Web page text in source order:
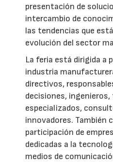
presentación de
intercambio de
las tendencias que
evolución del sector
La feria está dirigida a
industria
directivos,
decisiones,
especializados,
innovadores. También
participación de
dedicadas a la
medios de